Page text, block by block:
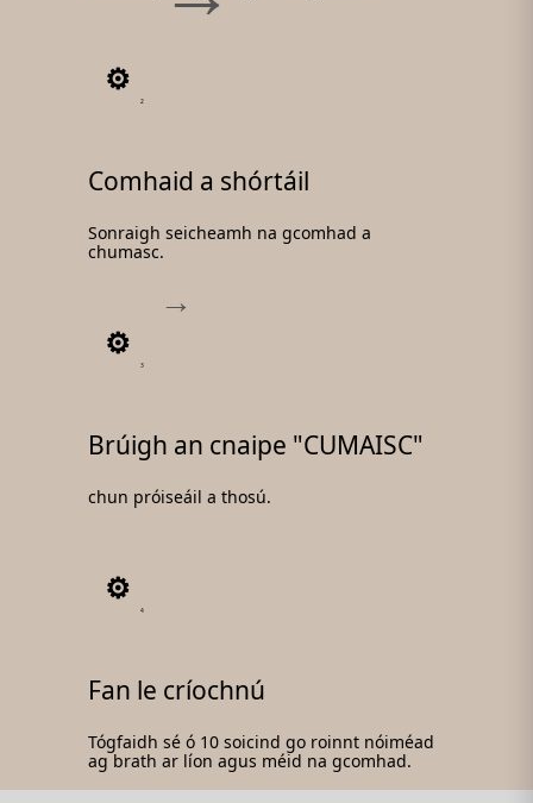
2
Comhaid a shórtáil
Sonraigh seicheamh na gcomhad a
chumasc.
3
Brúigh an cnaipe "CUMAISC"
chun próiseáil a thosú.
4
Fan le críochnú
Tógfaidh sé ó 10 soicind go roinnt nóiméad
ag brath ar líon agus méid na gcomhad.